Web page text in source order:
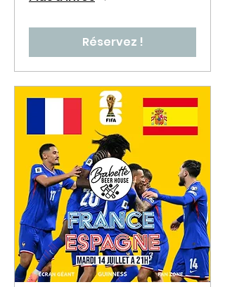
Réservez !